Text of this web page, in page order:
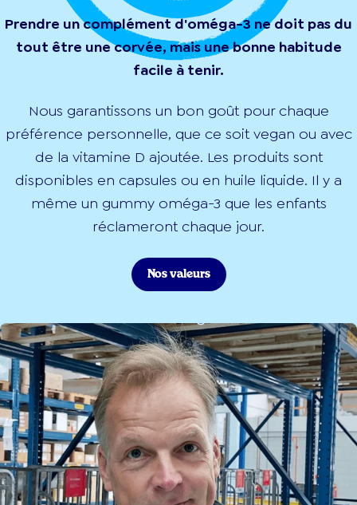
Prendre un complément d'oméga-3 ne doit pas du
tout être une corvée, mais une bonne habitude
facile à tenir.
Nous garantissons un bon goût pour chaque
préférence personnelle, que ce soit vegan ou avec
de la vitamine D ajoutée. Les produits sont
disponibles en capsules ou en huile liquide. Il y a
même un gummy oméga-3 que les enfants
réclameront chaque jour.
Nos valeurs